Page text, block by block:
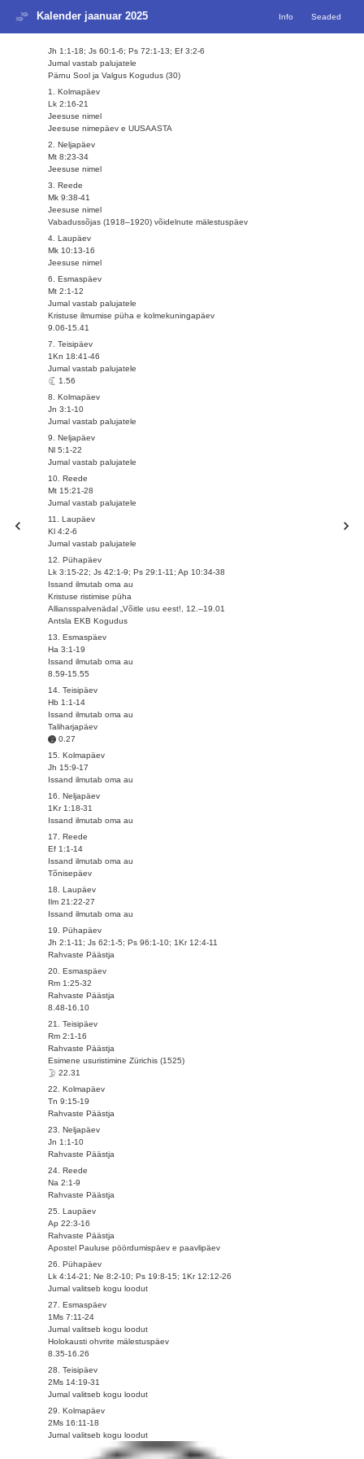
Kalender jaanuar 2025 Info Seaded
Jh 1:1-18; Js 60:1-6; Ps 72:1-13; Ef 3:2-6
Jumal vastab palujatele
Pärnu Sool ja Valgus Kogudus (30)
1. Kolmapäev
Lk 2:16-21
Jeesuse nimel
Jeesuse nimepäev e UUSAASTA
2. Neljapäev
Mt 8:23-34
Jeesuse nimel
3. Reede
Mk 9:38-41
Jeesuse nimel
Vabadussõjas (1918–1920) võidelnute mälestuspäev
4. Laupäev
Mk 10:13-16
Jeesuse nimel
6. Esmaspäev
Mt 2:1-12
Jumal vastab palujatele
Kristuse ilmumise püha e kolmekuningapäev
9.06-15.41
7. Teisipäev
1Kn 18:41-46
Jumal vastab palujatele
1.56
8. Kolmapäev
Jn 3:1-10
Jumal vastab palujatele
9. Neljapäev
Nl 5:1-22
Jumal vastab palujatele
10. Reede
Mt 15:21-28
Jumal vastab palujatele
11. Laupäev
Kl 4:2-6
Jumal vastab palujatele
12. Pühapäev
Lk 3:15-22; Js 42:1-9; Ps 29:1-11; Ap 10:34-38
Issand ilmutab oma au
Kristuse ristimise püha
Alliansspalvenädal „Võitle usu eest!, 12.–19.01
Antsla EKB Kogudus
13. Esmaspäev
Ha 3:1-19
Issand ilmutab oma au
8.59-15.55
14. Teisipäev
Hb 1:1-14
Issand ilmutab oma au
Taliharjapäev
0.27
15. Kolmapäev
Jh 15:9-17
Issand ilmutab oma au
16. Neljapäev
1Kr 1:18-31
Issand ilmutab oma au
17. Reede
Ef 1:1-14
Issand ilmutab oma au
Tõnisepäev
18. Laupäev
Ilm 21:22-27
Issand ilmutab oma au
19. Pühapäev
Jh 2:1-11; Js 62:1-5; Ps 96:1-10; 1Kr 12:4-11
Rahvaste Päästja
20. Esmaspäev
Rm 1:25-32
Rahvaste Päästja
8.48-16.10
21. Teisipäev
Rm 2:1-16
Rahvaste Päästja
Esimene usuristimine Zürichis (1525)
22.31
22. Kolmapäev
Tn 9:15-19
Rahvaste Päästja
23. Neljapäev
Jn 1:1-10
Rahvaste Päästja
24. Reede
Na 2:1-9
Rahvaste Päästja
25. Laupäev
Ap 22:3-16
Rahvaste Päästja
Apostel Pauluse pöördumispäev e paavlipäev
26. Pühapäev
Lk 4:14-21; Ne 8:2-10; Ps 19:8-15; 1Kr 12:12-26
Jumal valitseb kogu loodut
27. Esmaspäev
1Ms 7:11-24
Jumal valitseb kogu loodut
Holokausti ohvrite mälestuspäev
8.35-16.26
28. Teisipäev
2Ms 14:19-31
Jumal valitseb kogu loodut
29. Kolmapäev
2Ms 16:11-18
Jumal valitseb kogu loodut